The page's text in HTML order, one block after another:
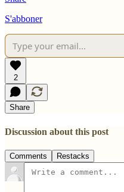
S'abboner
2
Share
Discussion about this post
Comments Restacks